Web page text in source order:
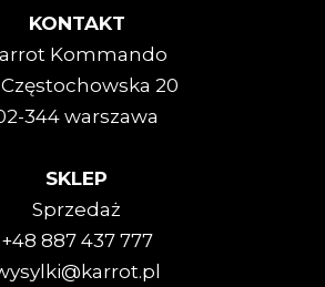
KONTAKT
Kommando
20
344 warszawa
SKLEP
Sprzedaż
+48 887 437 777